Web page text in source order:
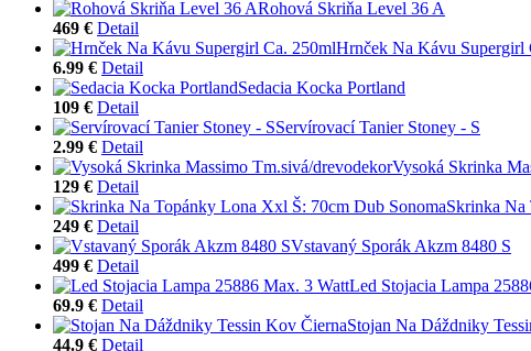
Rohová Skriňa Level 36 A
469 € Detail
Hrnček Na Kávu Supergirl
6.99 € Detail
Sedacia Kocka Portland
109 € Detail
Servírovací Tanier Stoney - S
2.99 € Detail
Vysoká Skrinka
129 € Detail
Skrinka Na
249 € Detail
Vstavaný Sporák Akzm 8480 S
499 € Detail
Led Stojacia Lampa
69.9 € Detail
Stojan Na Dáždniky
44.9 € Detail